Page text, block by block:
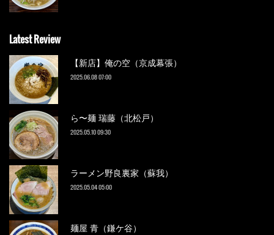
Latest Review
【新店】俺の空（京成幕張）
2025.06.08 07:00
ら〜麺 瑞藤（北松戸）
2025.05.10 09:30
ラーメン野良裏家（蘇我）
2025.05.04 05:00
麺屋 青（鎌ケ谷）